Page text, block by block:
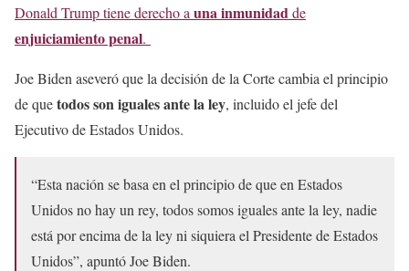
Donald Trump tiene derecho a una inmunidadde
enjuiciamiento penal.
Joe Biden aseveró que la decisión de la Corte cambia el principio
de quetodos son iguales ante la ley, incluido el jefe del
Ejecutivo de Estados Unidos.
“Esta nación se basa en el principio de que en Estados
Unidos no hay un rey, todos somos iguales ante la ley, nadie
está por encima de la ley ni siquiera el Presidente de Estados
Unidos”, apuntó Joe Biden.